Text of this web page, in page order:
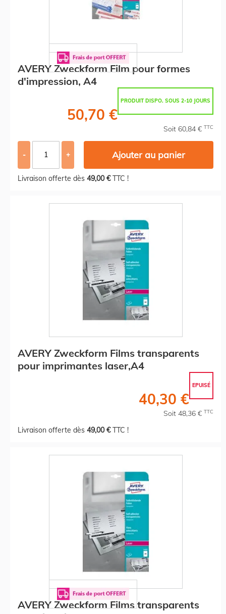
AVERY Zweckform Film pour formes
d'impression, A4
PRODUIT DISPO. SOUS 2-10 JOURS
50,70 €
Soit 60,84 € TTC
- + Ajouter au panier
Livraison offerte dès 49,00 €TTC !
AVERY Zweckform Films transparents
pour imprimantes laser,A4
EPUISÉ
40,30 €
Soit 48,36 € TTC
Livraison offerte dès 49,00 €TTC !
AVERY Zweckform Films transparents